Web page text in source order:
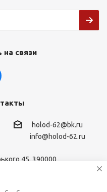
на связи
holod-62@bk.ru
info@holod-62.ru
45, 390000